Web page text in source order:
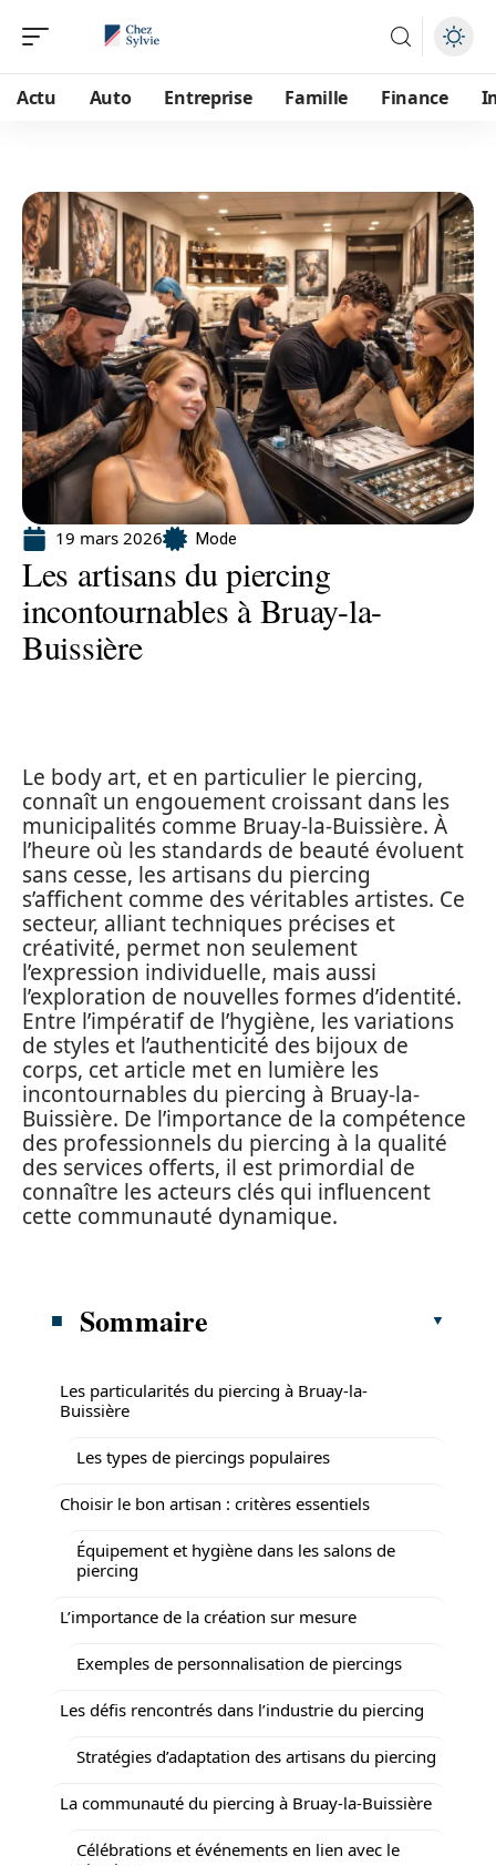
Actu Auto Entreprise Famille Finance
19 mars 2026 Mode
Les artisans du piercing
incontournables à Bruay-la-
Buissière
Le body art, et en particulier le piercing,
connaît un engouement croissant dans les
municipalités comme Bruay-la-Buissière. À
l’heure où les standards de beauté évoluent
sans cesse, les artisans du piercing
s’affichent comme des véritables artistes. Ce
secteur, alliant techniques précises et
créativité, permet non seulement
l’expression individuelle, mais aussi
l’exploration de nouvelles formes d’identité.
Entre l’impératif de l’hygiène, les variations
de styles et l’authenticité des bijoux de
corps, cet article met en lumière les
incontournables du piercing à Bruay-la-
Buissière. De l’importance de la compétence
des professionnels du piercing à la qualité
des services offerts, il est primordial de
connaître les acteurs clés qui influencent
cette communauté dynamique.
Sommaire
Les particularités du piercing à Bruay-la-
Buissière
Les types de piercings populaires
Choisir le bon artisan : critères essentiels
Équipement et hygiène dans les salons de
piercing
L’importance de la création sur mesure
Exemples de personnalisation de piercings
Les défis rencontrés dans l’industrie du piercing
Stratégies d’adaptation des artisans du piercing
La communauté du piercing à Bruay-la-Buissière
Célébrations et événements en lien avec le